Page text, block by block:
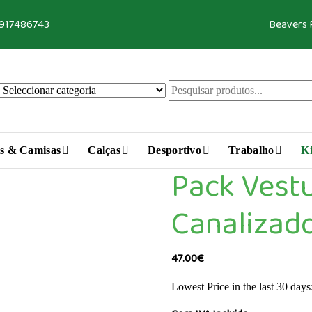
Beavers
& Camisas Calças Desportivo Trabalho
Pack
47.00€
Lowest Price in the last 30